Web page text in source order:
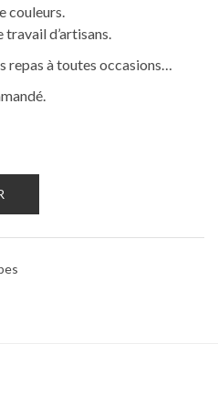
couleurs.
travail d’artisans.
repas à toutes occasions…